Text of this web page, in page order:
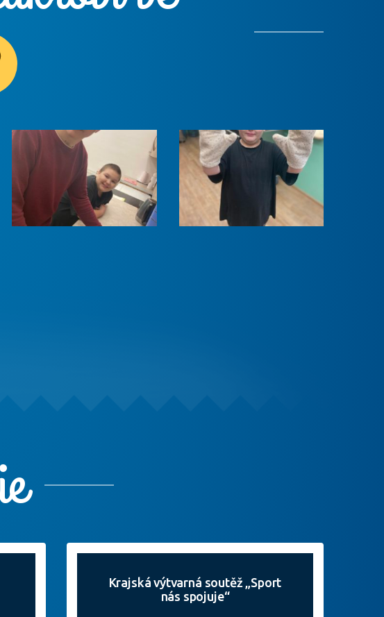
Krajská výtvarná soutěž „Sport
nás spojuje“